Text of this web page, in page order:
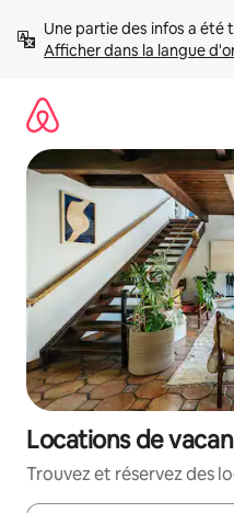
directement
Afficher dans la langue
Locations de
Trouvez et réservez des